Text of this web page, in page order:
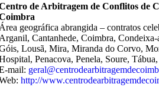
de Arbitragem de Conflitos de
geográfica abrangida – contratos
Cantanhede, Coimbra,
Lousã, Mira, Miranda do Corvo,
Penacova, Penela, Soure,
mail:
http://